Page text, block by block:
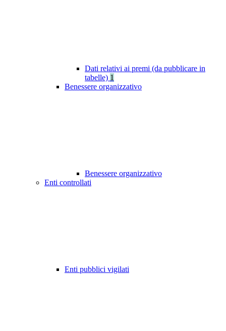
Dati relativi ai premi (da pubblicare in
tabelle) 1
Benessere organizzativo
Benessere organizzativo
Enti controllati
Enti pubblici vigilati